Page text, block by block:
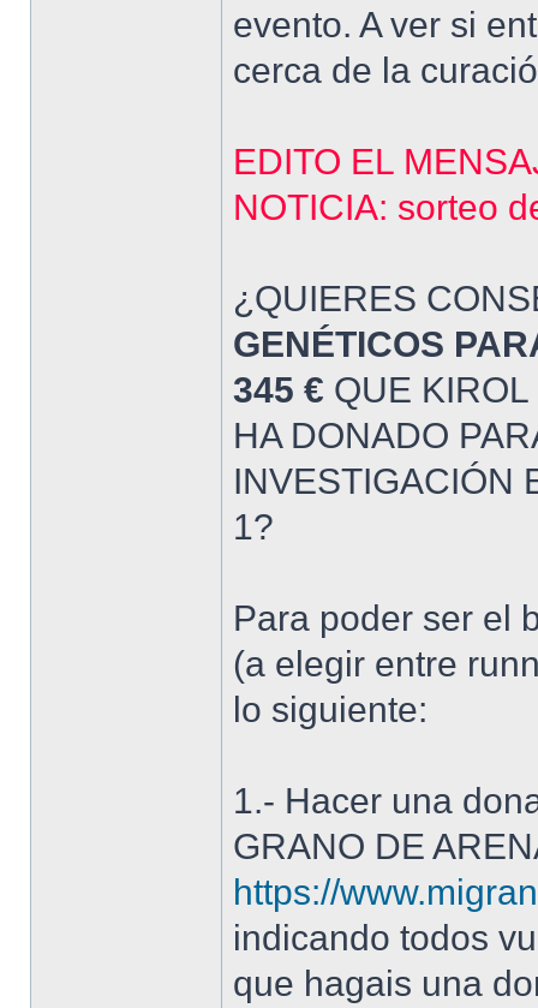
evento. A ver si
cerca de la
EDITO EL
NOTICIA: sorteo
¿QUIERES
GENÉTICOS
345 € QUE
HA DONADO
INVESTIGACIÓN
1?
Para poder ser el
(a elegir entre
lo siguiente:
1.- Hacer una
GRANO DE
https://
indicando todos
que hagais una